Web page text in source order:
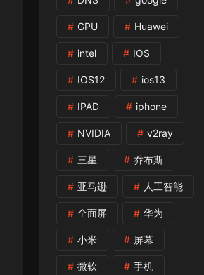
GPU Huawei
intel IOS
IOS12 ios13
IPAD iphone
NVIDIA v2ray
三星 乔布斯
亚马逊 人工智能
全面屏 华为
小米 屏幕
微软 手机